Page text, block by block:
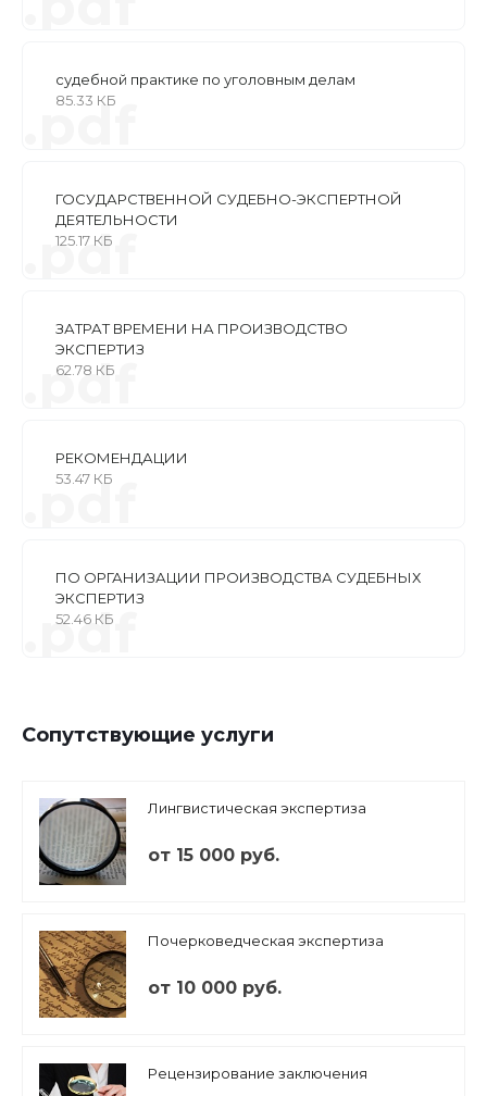
судебной практике по уголовным делам
85.33 КБ
.pdf
ГОСУДАРСТВЕННОЙ СУДЕБНО-ЭКСПЕРТНОЙ
ДЕЯТЕЛЬНОСТИ
125.17 КБ
.pdf
ЗАТРАТ ВРЕМЕНИ НА ПРОИЗВОДСТВО
ЭКСПЕРТИЗ
62.78 КБ
.pdf
РЕКОМЕНДАЦИИ
53.47 КБ
.pdf
ПО ОРГАНИЗАЦИИ ПРОИЗВОДСТВА СУДЕБНЫХ
ЭКСПЕРТИЗ
52.46 КБ
.pdf
Сопутствующие услуги
Лингвистическая экспертиза
от 15 000 руб.
Почерковедческая экспертиза
от 10 000 руб.
Рецензирование заключения